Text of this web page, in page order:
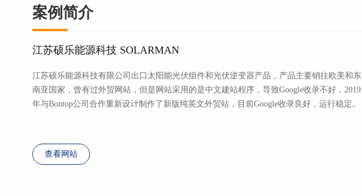
案例简介
江苏硕乐能源科技 SOLARMAN
江苏硕乐能源科技有限公司出口太阳能光伏组件和光伏逆变器产品，产品主要销往欧美和东
南亚国家，曾有过外贸网站，但是网站采用的是中文建站程序，导致Google收录不好，2019
年与Bontop公司合作重新设计制作了新版纯英文外贸站，目前Google收录良好，运行稳定。
查看网站